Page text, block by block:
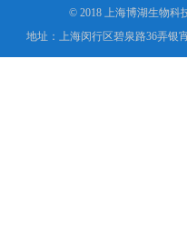
© 2018 上海博湖生物科
地址：上海闵行区碧泉路36弄银